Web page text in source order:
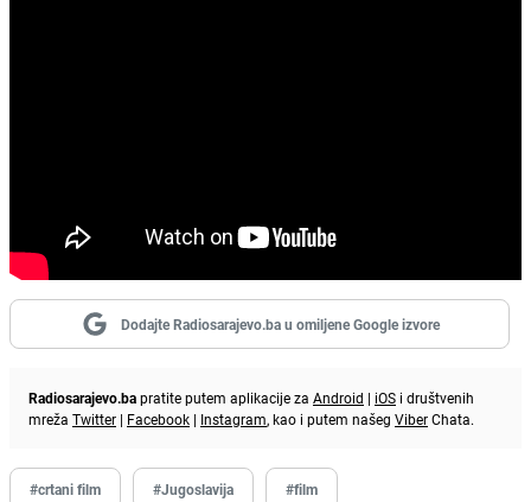
Dodajte Radiosarajevo.ba u omiljene Google izvore
Radiosarajevo.bapratite putem aplikacije za Android | iOS i društvenih
mreža Twitter | Facebook | Instagram, kao i putem našeg ViberChata.
#crtani film #Jugoslavija #film